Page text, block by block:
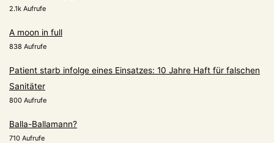
2.1k Aufrufe
A moon in full
838 Aufrufe
Patient starb infolge eines Einsatzes: 10 Jahre Haft für falschen
Sanitäter
800 Aufrufe
Balla-Ballamann?
710 Aufrufe